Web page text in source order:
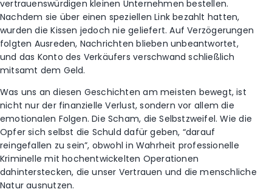
vertrauenswürdigen kleinen Unternehmen bestellen.
Nachdem sie über einen speziellen Link bezahlt hatten,
wurden die Kissen jedoch nie geliefert. Auf Verzögerungen
folgten Ausreden, Nachrichten blieben unbeantwortet,
und das Konto des Verkäufers verschwand schließlich
mitsamt dem Geld.
Was uns an diesen Geschichten am meisten bewegt, ist
nicht nur der finanzielle Verlust, sondern vor allem die
emotionalen Folgen. Die Scham, die Selbstzweifel. Wie die
Opfer sich selbst die Schuld dafür geben, “darauf
reingefallen zu sein”, obwohl in Wahrheit professionelle
Kriminelle mit hochentwickelten Operationen
dahinterstecken, die unser Vertrauen und die menschliche
Natur ausnutzen.